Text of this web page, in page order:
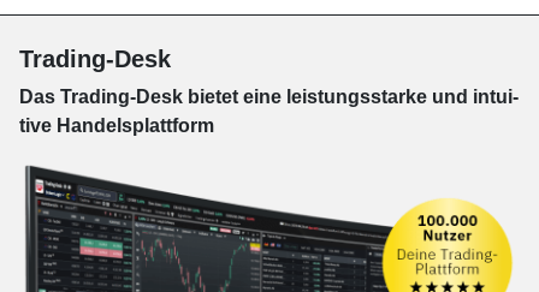
Trading-Desk
Das Trading-Desk bie­tet eine leis­tungs­star­ke und in­tui­
tive Han­dels­platt­form